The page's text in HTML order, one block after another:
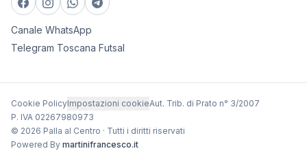
Canale WhatsApp
Telegram Toscana Futsal
Cookie PolicyImpostazioni cookieAut. Trib. di Prato n° 3/2007
P. IVA 02267980973
© 2026 Palla al Centro · Tutti i diritti riservati
Powered By martinifrancesco.it